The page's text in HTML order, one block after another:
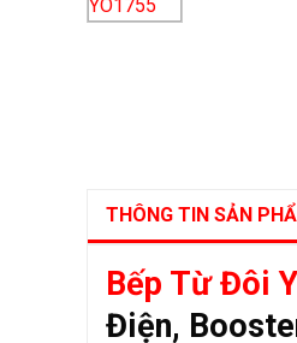
THÔNG TIN SẢN
Bếp Từ Đôi
Điện,